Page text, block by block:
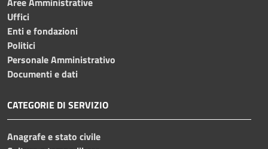
Uffici
Enti e fondazioni
Politici
Personale Amministrativo
Documenti e dati
CATEGORIE DI SERVIZIO
Anagrafe e stato civile